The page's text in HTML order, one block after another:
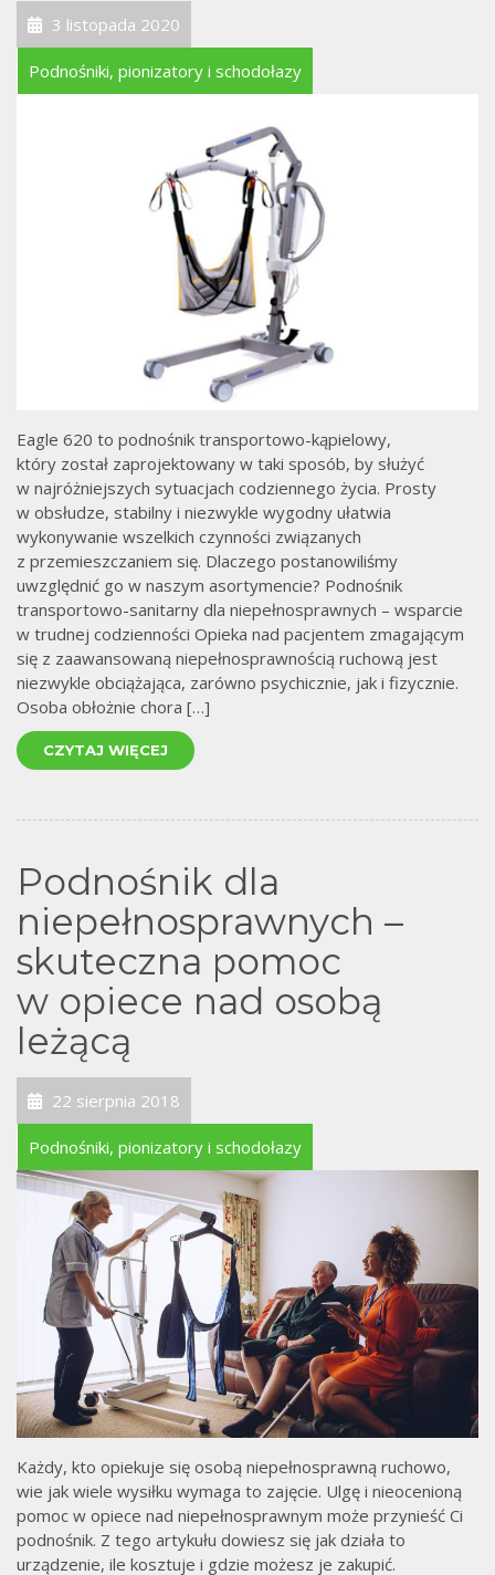
3 listopada 2020
Podnośniki, pionizatory i schodołazy
Eagle 620 to podnośnik transportowo-kąpielowy,
który został zaprojektowany w taki sposób, by służyć
w najróżniejszych sytuacjach codziennego życia. Prosty
w obsłudze, stabilny i niezwykle wygodny ułatwia
wykonywanie wszelkich czynności związanych
z przemieszczaniem się. Dlaczego postanowiliśmy
uwzględnić go w naszym asortymencie? Podnośnik
transportowo-sanitarny dla niepełnosprawnych – wsparcie
w trudnej codzienności Opieka nad pacjentem zmagającym
się z zaawansowaną niepełnosprawnością ruchową jest
niezwykle obciążająca, zarówno psychicznie, jak i fizycznie.
Osoba obłożnie chora […]
CZYTAJ WIĘCEJ
Podnośnik dla
niepełnosprawnych –
skuteczna pomoc
w opiece nad osobą
leżącą
22 sierpnia 2018
Podnośniki, pionizatory i schodołazy
Każdy, kto opiekuje się osobą niepełnosprawną ruchowo,
wie jak wiele wysiłku wymaga to zajęcie. Ulgę i nieocenioną
pomoc w opiece nad niepełnosprawnym może przynieść Ci
podnośnik. Z tego artykułu dowiesz się jak działa to
urządzenie, ile kosztuje i gdzie możesz je zakupić.